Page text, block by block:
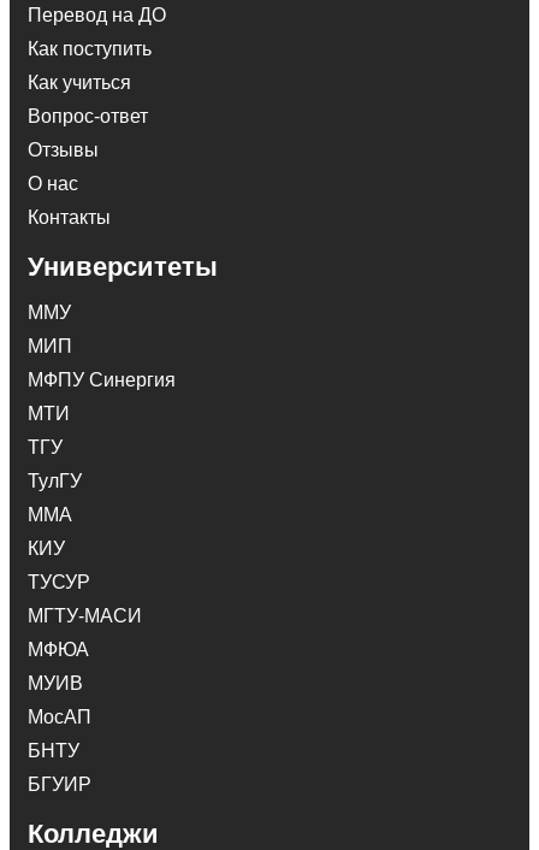
Перевод на ДО
Как поступить
Как учиться
Вопрос-ответ
Отзывы
О нас
Контакты
Университеты
ММУ
МИП
МФПУ Синергия
МТИ
ТГУ
ТулГУ
ММА
КИУ
ТУСУР
МГТУ-МАСИ
МФЮА
МУИВ
МосАП
БНТУ
БГУИР
Колледжи